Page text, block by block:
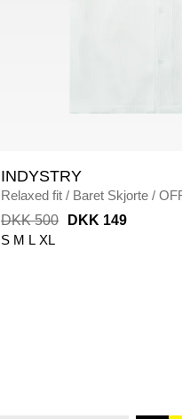
INDYSTRY
Relaxed fit / Baret Skjorte /
DKK 500
DKK 149
S M L XL